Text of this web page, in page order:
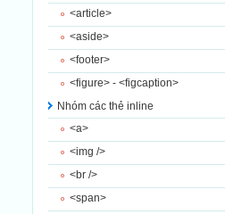
<article>
<aside>
<footer>
<figure> - <figcaption>
Nhóm các thẻ inline
<a>
<img />
<br />
<span>